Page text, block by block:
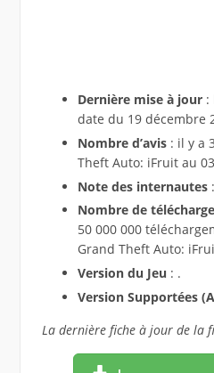
Dernière mise à jour:
date du 19 décembre
Nombre d’avis: il y a
Theft Auto: iFruit au
Note des internautes
Nombre de
50 000 000
Grand Theft Auto:
Version du Jeu : .
Version Supportées
La dernière fiche à jour de la